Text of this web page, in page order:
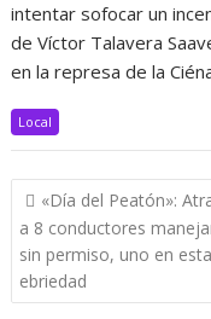
intentar sofocar un
de Víctor Talavera
en la represa de la
Local
Navegación
de
entradas
«Día del Peatón»:
a 8 conductores
sin permiso, uno en
ebriedad